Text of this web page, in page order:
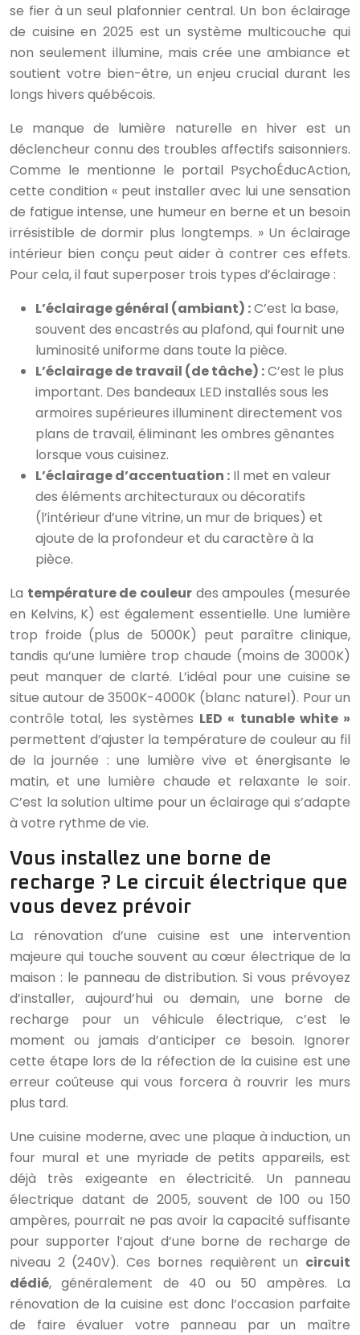
se fier à un seul plafonnier central. Un bon éclairage
de cuisine en 2025 est un système multicouche qui
non seulement illumine, mais crée une ambiance et
soutient votre bien-être, un enjeu crucial durant les
longs hivers québécois.
Le manque de lumière naturelle en hiver est un
déclencheur connu des troubles affectifs saisonniers.
Comme le mentionne le portail PsychoÉducAction,
cette condition « peut installer avec lui une sensation
de fatigue intense, une humeur en berne et un besoin
irrésistible de dormir plus longtemps. » Un éclairage
intérieur bien conçu peut aider à contrer ces effets.
Pour cela, il faut superposer trois types d’éclairage :
L’éclairage général (ambiant) :C’est la base,
souvent des encastrés au plafond, qui fournit une
luminosité uniforme dans toute la pièce.
L’éclairage de travail (de tâche) :C’est le plus
important. Des bandeaux LED installés sous les
armoires supérieures illuminent directement vos
plans de travail, éliminant les ombres gênantes
lorsque vous cuisinez.
L’éclairage d’accentuation : Il met en valeur
des éléments architecturaux ou décoratifs
(l’intérieur d’une vitrine, un mur de briques) et
ajoute de la profondeur et du caractère à la
pièce.
La température de couleur des ampoules (mesurée
en Kelvins, K) est également essentielle. Une lumière
trop froide (plus de 5000K) peut paraître clinique,
tandis qu’une lumière trop chaude (moins de 3000K)
peut manquer de clarté. L’idéal pour une cuisine se
situe autour de 3500K-4000K (blanc naturel). Pour un
contrôle total, les systèmes LED « tunable white »
permettent d’ajuster la température de couleur au fil
de la journée : une lumière vive et énergisante le
matin, et une lumière chaude et relaxante le soir.
C’est la solution ultime pour un éclairage qui s’adapte
à votre rythme de vie.
Vous installez une borne de
recharge ? Le circuit électrique que
vous devez prévoir
La rénovation d’une cuisine est une intervention
majeure qui touche souvent au cœur électrique de la
maison : le panneau de distribution. Si vous prévoyez
d’installer, aujourd’hui ou demain, une borne de
recharge pour un véhicule électrique, c’est le
moment ou jamais d’anticiper ce besoin. Ignorer
cette étape lors de la réfection de la cuisine est une
erreur coûteuse qui vous forcera à rouvrir les murs
plus tard.
Une cuisine moderne, avec une plaque à induction, un
four mural et une myriade de petits appareils, est
déjà très exigeante en électricité. Un panneau
électrique datant de 2005, souvent de 100 ou 150
ampères, pourrait ne pas avoir la capacité suffisante
pour supporter l’ajout d’une borne de recharge de
niveau 2 (240V). Ces bornes requièrent un circuit
dédié, généralement de 40 ou 50 ampères. La
rénovation de la cuisine est donc l’occasion parfaite
de faire évaluer votre panneau par un maître